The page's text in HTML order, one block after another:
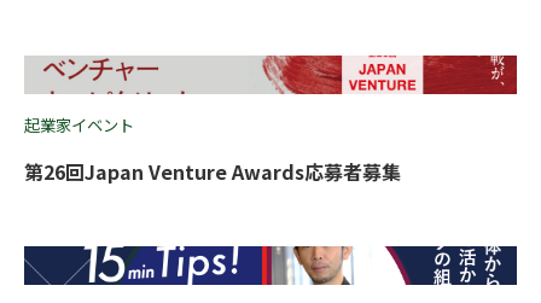
起業家イベント
第26回Japan Venture Awards応募者募集